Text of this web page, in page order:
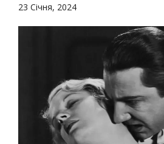
23 Січня, 2024